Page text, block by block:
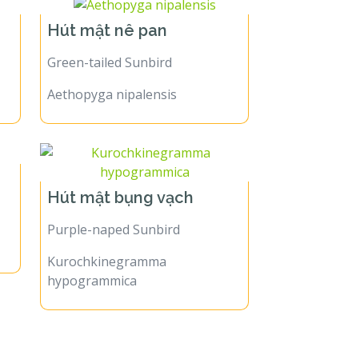
Hút mật nê pan
Green-tailed Sunbird
Aethopyga nipalensis
Hút mật bụng vạch
Purple-naped Sunbird
Kurochkinegramma
hypogrammica